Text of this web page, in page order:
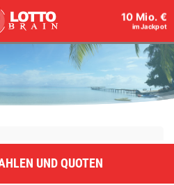
10 Mio. €
im Jackpot
UND QUOTEN